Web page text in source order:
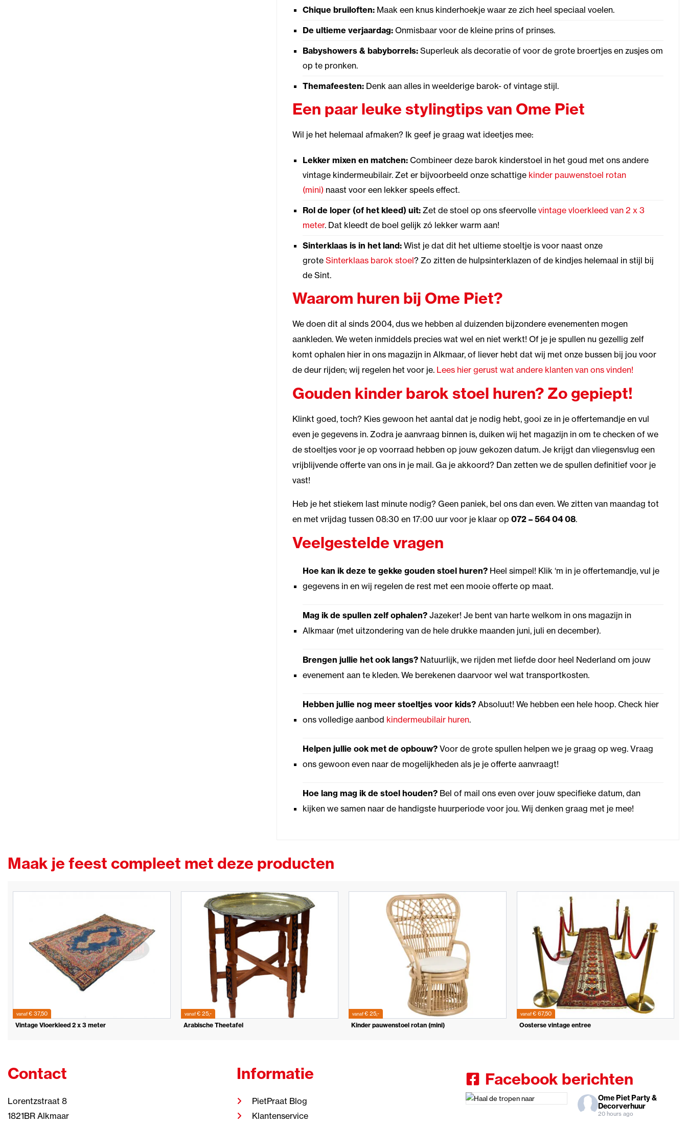
Chique bruiloften:Maak een knus kinderhoekje waar ze zich heel speciaal voelen.
De ultieme verjaardag:Onmisbaar voor de kleine prins of prinses.
Babyshowers & babyborrels:Superleuk als decoratie of voor de grote broertjes en zusjes om
op te pronken.
Themafeesten:Denk aan alles in weelderige barok- of vintage stijl.
Een paar leuke stylingtips van Ome Piet
Wil je het helemaal afmaken? Ik geef je graag wat ideetjes mee:
Lekker mixen en matchen:Combineer deze barok kinderstoel in het goud met ons andere
vintage kindermeubilair. Zet er bijvoorbeeld onze schattige kinder pauwenstoel rotan
(mini)naast voor een lekker speels effect.
Rol de loper (of het kleed) uit:Zet de stoel op ons sfeervolle vintage vloerkleed van 2 x 3
meter. Dat kleedt de boel gelijk zó lekker warm aan!
Sinterklaas is in het land:Wist je dat dit het ultieme stoeltje is voor naast onze
grote Sinterklaas barok stoel? Zo zitten de hulpsinterklazen of de kindjes helemaal in stijl bij
de Sint.
Waarom huren bij Ome Piet?
We doen dit al sinds 2004, dus we hebben al duizenden bijzondere evenementen mogen
aankleden. We weten inmiddels precies wat wel en niet werkt! Of je je spullen nu gezellig zelf
komt ophalen hier in ons magazijn in Alkmaar, of liever hebt dat wij met onze bussen bij jou voor
de deur rijden; wij regelen het voor je. Lees hier gerust wat andere klanten van ons vinden!
Gouden kinder barok stoel huren? Zo gepiept!
Klinkt goed, toch? Kies gewoon het aantal dat je nodig hebt, gooi ze in je offertemandje en vul
even je gegevens in. Zodra je aanvraag binnen is, duiken wij het magazijn in om te checken of we
de stoeltjes voor je op voorraad hebben op jouw gekozen datum. Je krijgt dan vliegensvlug een
vrijblijvende offerte van ons in je mail. Ga je akkoord? Dan zetten we de spullen definitief voor je
vast!
Heb je het stiekem last minute nodig? Geen paniek, bel ons dan even. We zitten van maandag tot
en met vrijdag tussen 08:30 en 17:00 uur voor je klaar op 072 – 564 04 08.
Veelgestelde vragen
Hoe kan ik deze te gekke gouden stoel huren?Heel simpel! Klik ‘m in je offertemandje, vul je
gegevens in en wij regelen de rest met een mooie offerte op maat.
Mag ik de spullen zelf ophalen?Jazeker! Je bent van harte welkom in ons magazijn in
Alkmaar (met uitzondering van de hele drukke maanden juni, juli en december).
Brengen jullie het ook langs?Natuurlijk, we rijden met liefde door heel Nederland om jouw
evenement aan te kleden. We berekenen daarvoor wel wat transportkosten.
Hebben jullie nog meer stoeltjes voor kids?Absoluut! We hebben een hele hoop. Check hier
ons volledige aanbod kindermeubilair huren.
Helpen jullie ook met de opbouw?Voor de grote spullen helpen we je graag op weg. Vraag
ons gewoon even naar de mogelijkheden als je je offerte aanvraagt!
Hoe lang mag ik de stoel houden?Bel of mail ons even over jouw specifieke datum, dan
kijken we samen naar de handigste huurperiode voor jou. Wij denken graag met je mee!
Maak je feest compleet met deze producten
vanaf€ 37,50
Vintage Vloerkleed 2 x 3 meter
vanaf€ 25,-
Arabische Theetafel
vanaf€ 25,-
Kinder pauwenstoel rotan (mini)
vanaf€ 67,50
Oosterse vintage entree
Contact
Lorentzstraat 8
1821BR Alkmaar
Informatie
PietPraat Blog
Klantenservice
Facebook berichten
Ome Piet Party &
Decorverhuur
20 hours ago